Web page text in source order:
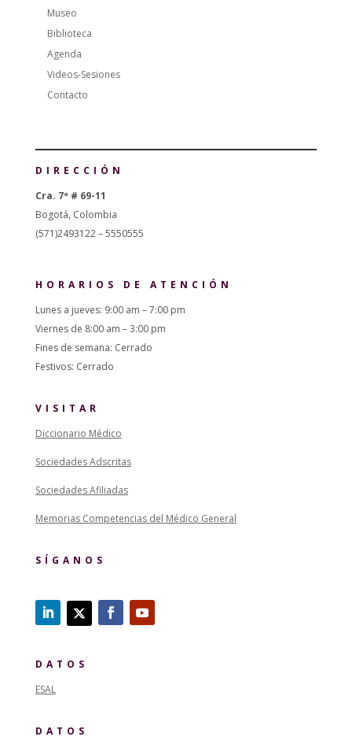
Museo
Biblioteca
Agenda
Videos-Sesiones
Contacto
DIRECCIÓN
Cra. 7ª # 69-11
Bogotá, Colombia
(571)2493122 – 5550555
HORARIOS DE ATENCIÓN
Lunes a jueves: 9:00 am – 7:00 pm
Viernes de 8:00 am – 3:00 pm
Fines de semana: Cerrado
Festivos: Cerrado
VISITAR
Diccionario Médico
Sociedades Adscritas
Sociedades Afiliadas
Memorias Competencias del Médico General
SÍGANOS
DATOS
ESAL
DATOS